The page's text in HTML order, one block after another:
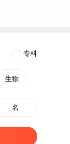
专科
生物
名